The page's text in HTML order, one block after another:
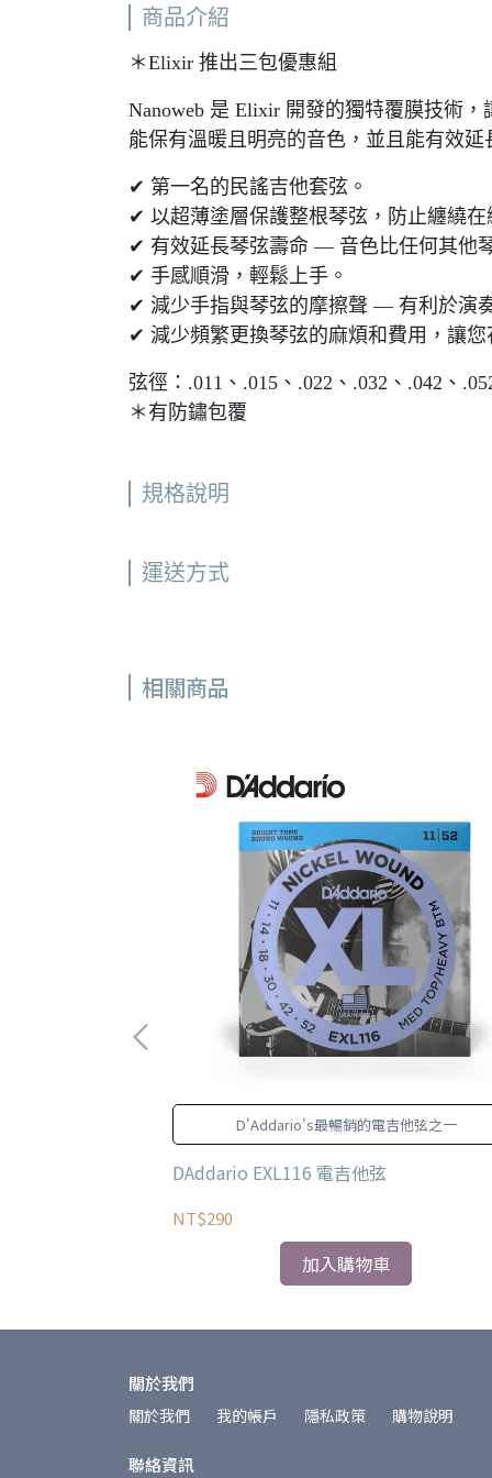
商品介紹
＊Elixir 推出三包優惠組
Nanoweb 是 Elixir 開發的獨特覆膜技術，
能保有溫暖且明亮的音色，並且能有效延
✔︎ 第一名的民謠吉他套弦。
✔︎ 以超薄塗層保護整根琴弦，防止纏繞
✔︎ 有效延長琴弦壽命 — 音色比任何其他
✔︎ 手感順滑，輕鬆上手。
✔︎ 減少手指與琴弦的摩擦聲 — 有利於演
✔︎ 減少頻繁更換琴弦的麻煩和費用，讓
弦徑：.011、.015、.022、.032、.042、
＊有防鏽包覆
規格說明
運送方式
相關商品
D'Addario's最暢銷的電吉他弦之一
DAddario EXL116 電吉他弦
NT$290
加入購物車
關於我們
關於我們 我的帳戶 隱私政策 購物說明
聯絡資訊